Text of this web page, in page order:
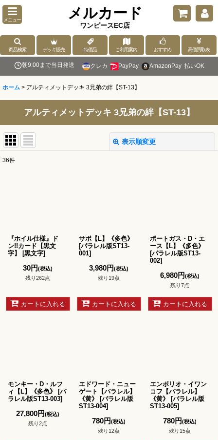
メニュー メルカード
ワンピースEC店
商品検索 デッキ販売 特価品 ご利用案内 おすすめ 高価買取表
朝9:00まで当日発送 クレカ PayPay AmazonPay 払いOK
ホーム > アルティメットデッキ 3兄弟の絆【ST-13】
アルティメットデッキ 3兄弟の絆【ST-13】
表示順変更
36件
『ホイル仕様』ド
ン!!カード【黒文
字】
[黒文字]
30円(税込)
残り262点
カートに入れる
サボ【L】《多色》
[パラレル版ST13-
001]
3,980円(税込)
残り19点
カートに入れる
ポートガス・D・エ
ース【L】《多色》
[パラレル版ST13-
002]
6,980円(税込)
残り7点
カートに入れる
モンキー・D・ルフ
ィ【L】《多色》
[パ
ラレル版ST13-003]
27,800円(税込)
残り2点
エドワード・ニュー
ゲート【パラレル】
《黄》
[パラレル版
ST13-004]
780円(税込)
残り12点
エンポリオ・イワン
コフ【パラレル】
《黄》
[パラレル版
ST13-005]
780円(税込)
残り15点